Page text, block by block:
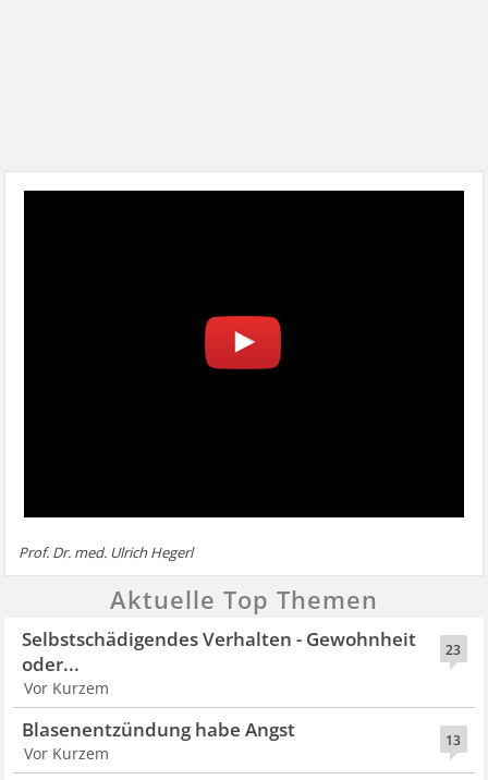
Prof. Dr. med. Ulrich Hegerl
Aktuelle Top Themen
23
Selbstschädigendes Verhalten - Gewohnheit
oder...
Vor Kurzem
13
Blasenentzündung habe Angst
Vor Kurzem